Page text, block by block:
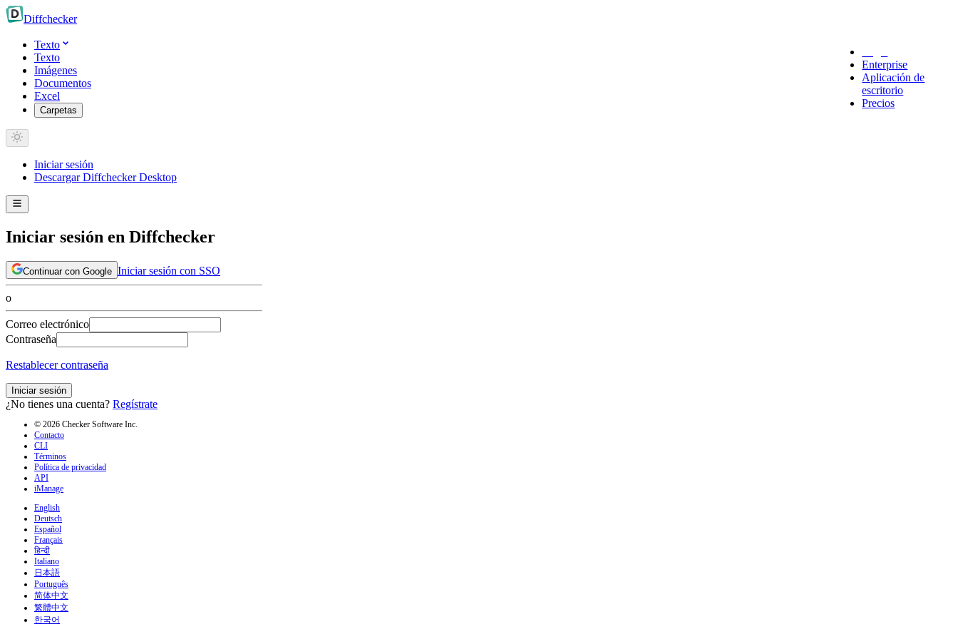
Diffchecker
Texto
Texto
Imágenes
Documentos
Excel
Carpetas
Enterprise
Aplicación de
escritorio
Precios
Iniciar sesión
Descargar Diffchecker Desktop
Iniciar sesión en Diffchecker
Continuar con Google Iniciar sesión con SSO
o
Correo electrónico
Contraseña
Restablecer contraseña
Iniciar sesión
¿No tienes una cuenta? Regístrate
© 2026 Checker Software Inc.
Contacto
CLI
Términos
Política de privacidad
API
iManage
English
Deutsch
Español
Français
हिन्दी
Italiano
日本語
Português
简体中文
繁體中文
한국어